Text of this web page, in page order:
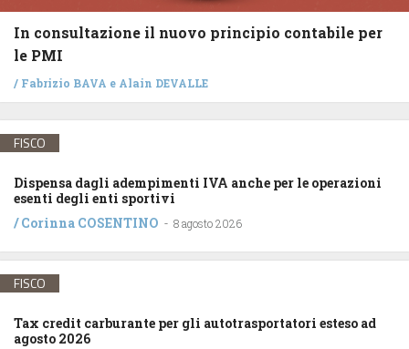
In consultazione il nuovo principio contabile per
le PMI
/ Fabrizio BAVA e Alain DEVALLE
FISCO
Dispensa dagli adempimenti IVA anche per le operazioni
esenti degli enti sportivi
/Corinna COSENTINO - 8 agosto 2026
FISCO
Tax credit carburante per gli autotrasportatori esteso ad
agosto 2026